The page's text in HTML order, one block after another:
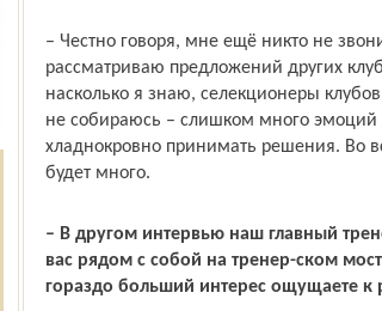
– Честно говоря, мне ещё никто не
рассматриваю предложений других
насколько я знаю, селекционеры
не собираюсь – слишком много эмоций
хладнокровно принимать решения. Во
будет много.
– В другом интервью наш главный
вас рядом с собой на тренер-ском
гораздо больший интерес ощущаете к